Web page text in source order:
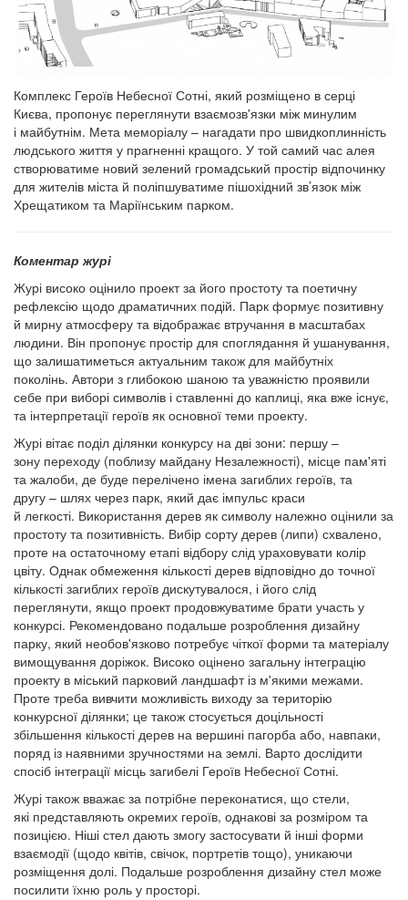
Комплекс Героїв Небесної Сотні, який розміщено в серці
Києва, пропонує переглянути взаємозв'язки між минулим
і майбутнім. Мета меморіалу – нагадати про швидкоплинність
людського життя у прагненні кращого. У той самий час алея
створюватиме новий зелений громадський простір відпочинку
для жителів міста й поліпшуватиме пішохідний зв’язок між
Хрещатиком та Маріїнським парком.
Коментар журі
Журі високо оцінило проект за його простоту та поетичну
рефлексію щодо драматичних подій. Парк формує позитивну
й мирну атмосферу та відображає втручання в масштабах
людини. Він пропонує простір для споглядання й ушанування,
що залишатиметься актуальним також для майбутніх
поколінь. Автори з глибокою шаною та уважністю проявили
себе при виборі символів і ставленні до каплиці, яка вже існує,
та інтерпретації героїв як основної теми проекту.
Журі вітає поділ ділянки конкурсу на дві зони: першу –
зону переходу (поблизу майдану Незалежності), місце пам'яті
та жалоби, де буде перелічено імена загиблих героїв, та
другу – шлях через парк, який дає імпульс краси
й легкості. Використання дерев як символу належно оцінили за
простоту та позитивність. Вибір сорту дерев (липи) схвалено,
проте на остаточному етапі відбору слід ураховувати колір
цвіту. Однак обмеження кількості дерев відповідно до точної
кількості загиблих героїв дискутувалося, і його слід
переглянути, якщо проект продовжуватиме брати участь у
конкурсі. Рекомендовано подальше розроблення дизайну
парку, який необов'язково потребує чіткої форми та матеріалу
вимощування доріжок. Високо оцінено загальну інтеграцію
проекту в міський парковий ландшафт із м'якими межами.
Проте треба вивчити можливість виходу за територію
конкурсної ділянки; це також стосується доцільності
збільшення кількості дерев на вершині пагорба або, навпаки,
поряд із наявними зручностями на землі. Варто дослідити
спосіб інтеграції місць загибелі Героїв Небесної Сотні.
Журі також вважає за потрібне переконатися, що стели,
які представляють окремих героїв, однакові за розміром та
позицією. Ніші стел дають змогу застосувати й інші форми
взаємодії (щодо квітів, свічок, портретів тощо), уникаючи
розміщення долі. Подальше розроблення дизайну стел може
посилити їхню роль у просторі.